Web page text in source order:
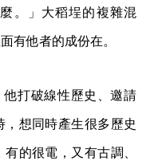
。」大稻埕的複雜混
有他者的成份在。
他打破線性歷史、邀請
，想同時產生很多歷史
的很電，又有古調、